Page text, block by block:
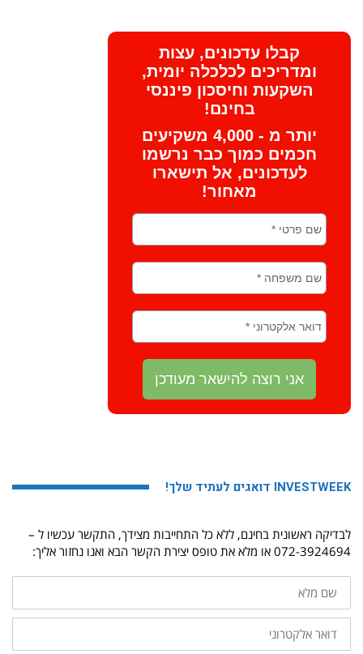
INVESTWEEK דואגים לעתיד שלך!
לבדיקה ראשונית בחינם, ללא כל התחייבות מצידך, התקשר עכשיו ל –
072-3924694 או מלא את טופס יצירת הקשר הבא ואנו נחזור אליך:
שם
מלא
דואר
אלקטרוני